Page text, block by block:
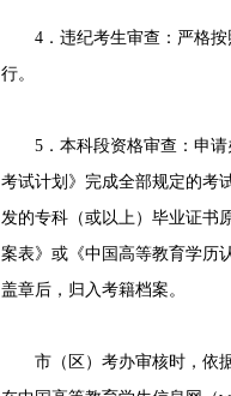
4．违纪考生审查：严格按
行。
5．本科段资格审查：申请
考试计划》完成全部规定的考
发的专科（或以上）毕业证书
案表》或《中国高等教育学历
盖章后，归入考籍档案。
市（区）考办审核时，依据